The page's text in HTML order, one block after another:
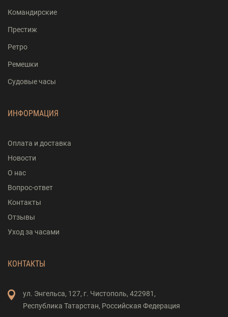
Командирские
Престиж
Ретро
Ремешки
Судовые часы
ИНФОРМАЦИЯ
Оплата и доставка
Новости
О нас
Вопрос-ответ
Контакты
Отзывы
Уход за часами
КОНТАКТЫ
ул. Энгельса, 127, г. Чистополь, 422981,
Республика Татарстан, Российская Федерация